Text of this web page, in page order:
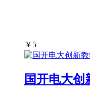
￥ 5
国开电大创